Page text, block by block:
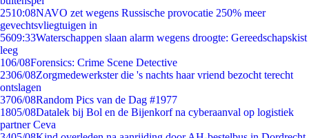
2510:08NAVO zet wegens Russische provocatie 250% meer
gevechtsvliegtuigen in
5609:33Waterschappen slaan alarm wegens droogte: Gereedschapskist
leeg
106/08Forensics: Crime Scene Detective
2306/08Zorgmedewerkster die 's nachts haar vriend bezocht terecht
ontslagen
3706/08Random Pics van de Dag #1977
1805/08Datalek bij Bol en de Bijenkorf na cyberaanval op logistiek
partner Ceva